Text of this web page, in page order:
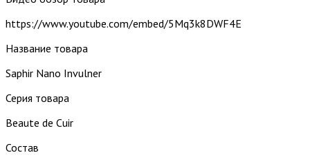
https://www.youtube.com/embed/5Mq3k8DWF4E
Название товара
Saphir Nano Invulner
Серия товара
Beaute de Cuir
Состав